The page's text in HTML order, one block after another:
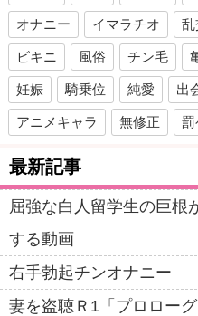
オナニー イマラチオ 乱
ビキニ 風俗 チン毛
妊娠 騎乗位 純愛 出
アニメキャラ 無修正 罰
最新記事
屈強な白人留学生の巨根
する動画
右手勃起チンオナニー
妻を盗聴Ｒ1「プロロー